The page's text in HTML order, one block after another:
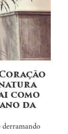
como
da
derramando